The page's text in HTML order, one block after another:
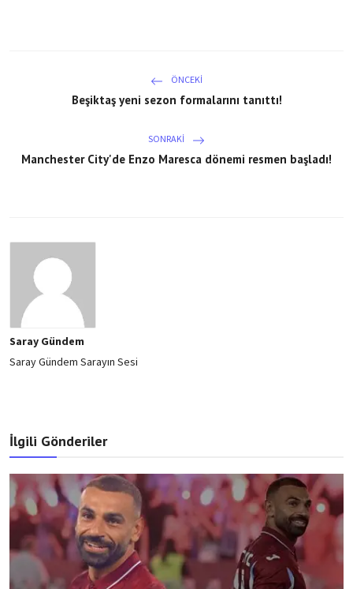
ÖNCEKI
Beşiktaş yeni sezon formalarını tanıttı!
SONRAKI
Manchester City'de Enzo Maresca dönemi resmen başladı!
Saray Gündem
Saray Gündem Sarayın Sesi
İlgili Gönderiler